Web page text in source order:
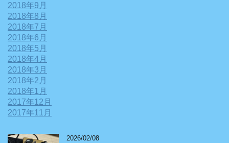
2018年9月
2018年8月
2018年7月
2018年6月
2018年5月
2018年4月
2018年3月
2018年2月
2018年1月
2017年12月
2017年11月
2026/02/08